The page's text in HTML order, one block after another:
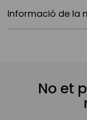
Informació de la
No et